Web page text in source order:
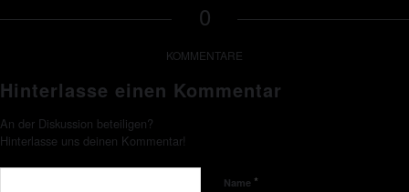
0
KOMMENTARE
Hinterlasse einen Kommentar
An der Diskussion beteiligen?
Hinterlasse uns deinen Kommentar!
Name *